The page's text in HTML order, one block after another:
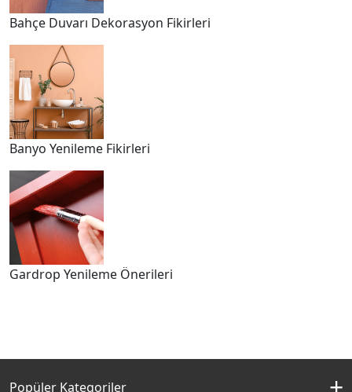
Bahçe Duvarı Dekorasyon Fikirleri
Banyo Yenileme Fikirleri
Gardrop Yenileme Önerileri
Popüler Kategoriler